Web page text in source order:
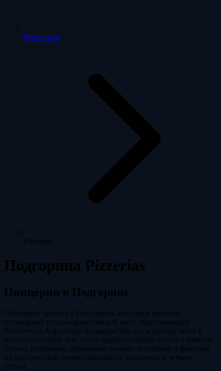
Рестораны
Pizzerias
Подгорица Pizzerias
Пиццерии в Подгорице
Пиццерии пришли в Подгорицу благодаря прочной
кулинарной итало-адриатической нити, пересекающей
Восточную Адриатику. Большинство залов центра тянет к
неаполитанскому или итало-адриатическому стилю с тонким
тестом, видимыми дровяными печами за стойкой и фокусом
на классической линии: маргарита, капричоза и четыре
сезона.